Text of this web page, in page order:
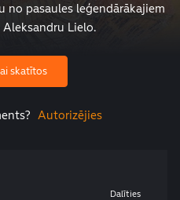
no pasaules leģendārākajiem
Lielo.
skatītos
Autorizējies
Dalīties